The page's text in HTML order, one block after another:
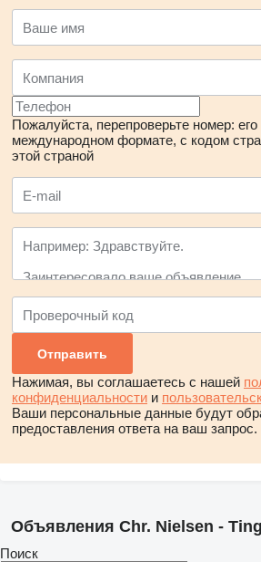
Пожалуйста, перепроверьте номер: его
международном формате, с кодом
этой страной
Нажимая, вы соглашаетесь с нашей
конфиденциальности и
Ваши персональные данные будут
предоставления ответа на ваш запрос.
Объявления Chr. Nielsen -
Поиск